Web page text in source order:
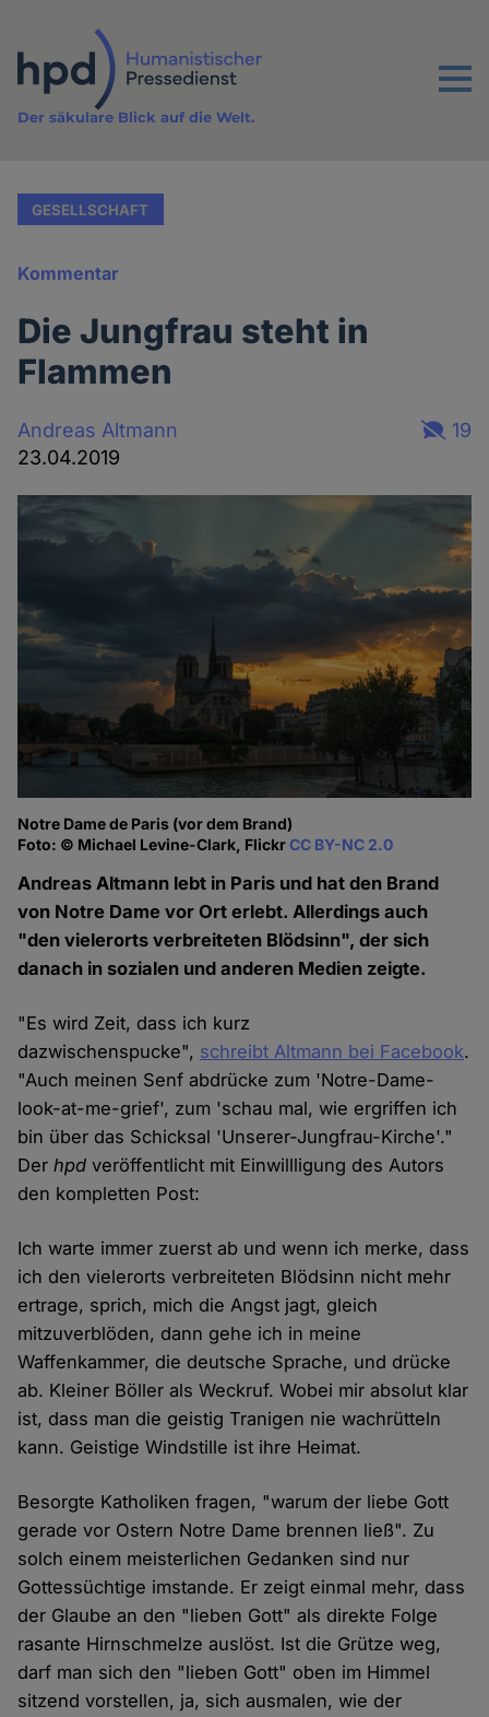
Inhalt
Menu
Der säkulare Blick auf die Welt.
GESELLSCHAFT
Kommentar
Die Jungfrau steht in
Flammen
Andreas Altmann
23.04.2019
19
Notre Dame de Paris (vor dem Brand)
Foto: © Michael Levine-Clark, FlickrCC BY-NC 2.0
Andreas Altmann lebt in Paris und hat den Brand
von Notre Dame vor Ort erlebt. Allerdings auch
"den vielerorts verbreiteten Blödsinn", der sich
danach in sozialen und anderen Medien zeigte.
"Es wird Zeit, dass ich kurz
dazwischenspucke", schreibt Altmann bei Facebook.
"Auch meinen Senf abdrücke zum 'Notre-Dame-
look-at-me-grief', zum 'schau mal, wie ergriffen ich
bin über das Schicksal 'Unserer-Jungfrau-Kirche'."
Derhpd veröffentlicht mit Einwillligung des Autors
den kompletten Post:
Ich warte immer zuerst ab und wenn ich merke, dass
ich den vielerorts verbreiteten Blödsinn nicht mehr
ertrage, sprich, mich die Angst jagt, gleich
mitzuverblöden, dann gehe ich in meine
Waffenkammer, die deutsche Sprache, und drücke
ab. Kleiner Böller als Weckruf. Wobei mir absolut klar
ist, dass man die geistig Tranigen nie wachrütteln
kann. Geistige Windstille ist ihre Heimat.
Besorgte Katholiken fragen, "warum der liebe Gott
gerade vor Ostern Notre Dame brennen ließ". Zu
solch einem meisterlichen Gedanken sind nur
Gottessüchtige imstande. Er zeigt einmal mehr, dass
der Glaube an den "lieben Gott" als direkte Folge
rasante Hirnschmelze auslöst. Ist die Grütze weg,
darf man sich den "lieben Gott" oben im Himmel
sitzend vorstellen, ja, sich ausmalen, wie der